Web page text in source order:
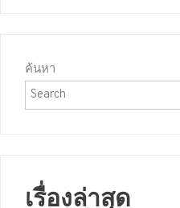
ค้นหา
เรื่องล่าสุด